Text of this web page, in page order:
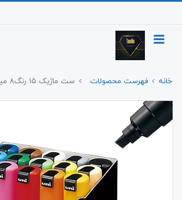
خانه فهرست محصولات ست ماژیک ۱۵ رنگ‌۸ میل پوسکا